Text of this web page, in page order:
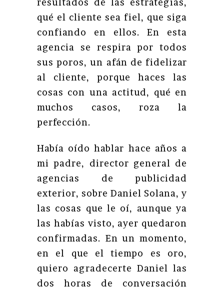
resultados de las estrategias,
qué el cliente sea fiel, que siga
confiando en ellos. En esta
agencia se respira por todos
sus poros, un afán de fidelizar
al cliente, porque haces las
cosas con una actitud, qué en
muchos casos, roza la
perfección.
Había oído hablar hace años a
mi padre, director general de
agencias de publicidad
exterior, sobre Daniel Solana, y
las cosas que le oí, aunque ya
las habías visto, ayer quedaron
confirmadas. En un momento,
en el que el tiempo es oro,
quiero agradecerte Daniel las
dos horas de conversación